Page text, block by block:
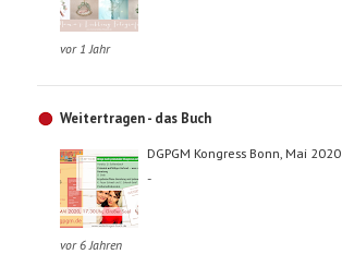
vor 1 Jahr
Weitertragen - das Buch
DGPGM Kongress Bonn, Mai 2020
-
vor 6 Jahren